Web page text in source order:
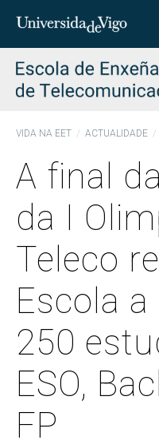
Introduce
para
buscar
VIDA NA EET ACTUALIDADE
A final
da I
Teleco
Escola
250
ESO,
FP